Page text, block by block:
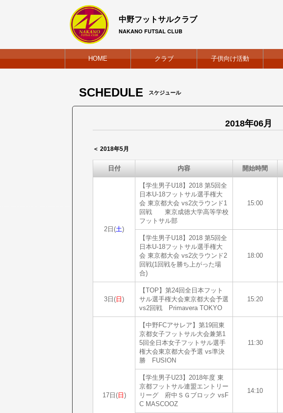
中野フットサルクラブ
NAKANO FUTSAL CLUB
HOME クラブ 子供向け活動
SCHEDULE スケジュール
2018年06月
＜ 2018年5月
日付 内容 開始時間
2日(土)
【学生男子U18】2018 第5回全
日本U-18フットサル選手権大
会 東京都大会 vs2次ラウンド1
回戦 東京成徳大学高等学校
フットサル部
15:00
【学生男子U18】2018 第5回全
日本U-18フットサル選手権大
会 東京都大会 vs2次ラウンド2
回戦(1回戦を勝ち上がった場
合)
18:00
3日( 日)
【TOP】第24回全日本フット
サル選手権大会東京都大会予選
vs2回戦 Primavera TOKYO
15:20
17日(日 )
【中野FCアサレア】第19回東
京都女子フットサル大会兼第1
5回全日本女子フットサル選手
権大会東京都大会予選 vs準決
勝 FUSION
11:30
【学生男子U23】2018年度 東
京都フットサル連盟エントリー
リーグ 府中ＳＧブロック vsF
C MASCOOZ
14:10